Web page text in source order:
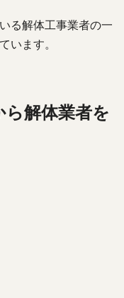
る解体工事業者の一
います。
ら解体業者を